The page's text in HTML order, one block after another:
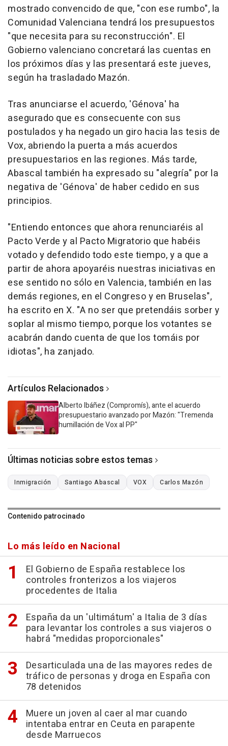
mostrado convencido de que, "con ese rumbo", la
Comunidad Valenciana tendrá los presupuestos
"que necesita para su reconstrucción". El
Gobierno valenciano concretará las cuentas en
los próximos días y las presentará este jueves,
según ha trasladado Mazón.
Tras anunciarse el acuerdo, 'Génova' ha
asegurado que es consecuente con sus
postulados y ha negado un giro hacia las tesis de
Vox, abriendo la puerta a más acuerdos
presupuestarios en las regiones. Más tarde,
Abascal también ha expresado su "alegría" por la
negativa de 'Génova' de haber cedido en sus
principios.
"Entiendo entonces que ahora renunciaréis al
Pacto Verde y al Pacto Migratorio que habéis
votado y defendido todo este tiempo, y a que a
partir de ahora apoyaréis nuestras iniciativas en
ese sentido no sólo en Valencia, también en las
demás regiones, en el Congreso y en Bruselas",
ha escrito en X. "A no ser que pretendáis sorber y
soplar al mismo tiempo, porque los votantes se
acabrán dando cuenta de que los tomáis por
idiotas", ha zanjado.
Artículos Relacionados
Alberto Ibáñez (Compromís), ante el acuerdo
presupuestario avanzado por Mazón: "Tremenda
humillación de Vox al PP"
Últimas noticias sobre estos temas
Inmigración Santiago Abascal VOX Carlos Mazón
Contenido patrocinado
Lo más leído en Nacional
El Gobierno de España restablece los
controles fronterizos a los viajeros
procedentes de Italia
España da un 'ultimátum' a Italia de 3 días
para levantar los controles a sus viajeros o
habrá "medidas proporcionales"
Desarticulada una de las mayores redes de
tráfico de personas y droga en España con
78 detenidos
Muere un joven al caer al mar cuando
intentaba entrar en Ceuta en parapente
desde Marruecos